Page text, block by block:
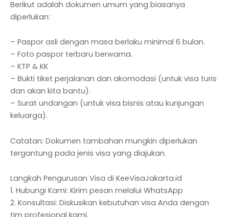
Berikut adalah dokumen umum yang biasanya
diperlukan:
– Paspor asli dengan masa berlaku minimal 6 bulan.
– Foto paspor terbaru berwarna.
– KTP & KK
– Bukti tiket perjalanan dan akomodasi (untuk visa turis
dan akan kita bantu).
– Surat undangan (untuk visa bisnis atau kunjungan
keluarga).
Catatan: Dokumen tambahan mungkin diperlukan
tergantung pada jenis visa yang diajukan.
Langkah Pengurusan Visa di KeeVisaJakarta.id
1. Hubungi Kami: Kirim pesan melalui WhatsApp
2. Konsultasi: Diskusikan kebutuhan visa Anda dengan